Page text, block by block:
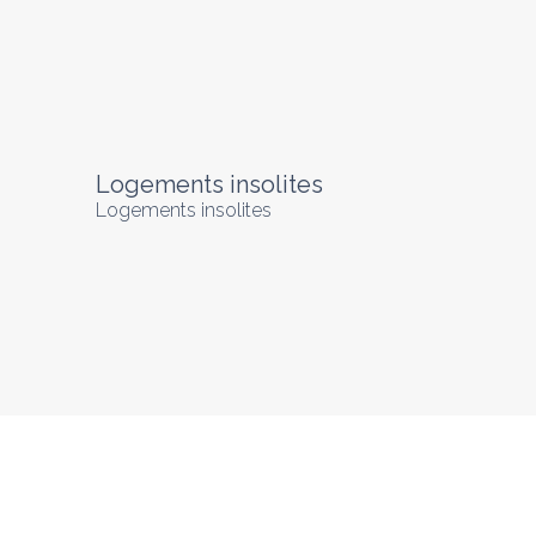
Logements insolites
Logements insolites